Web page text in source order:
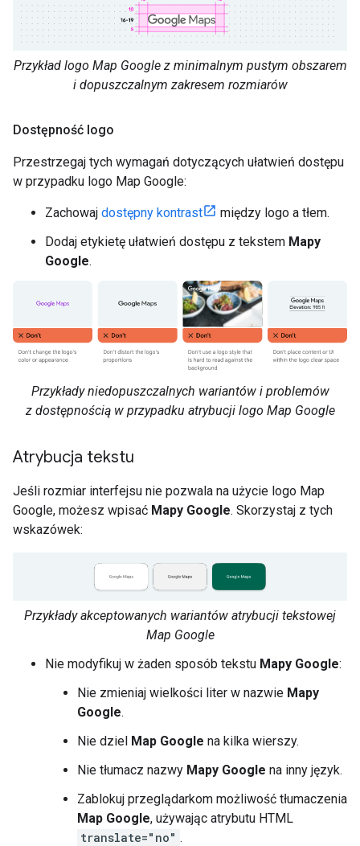
Przykład logo Map Google z minimalnym pustym obszarem
i dopuszczalnym zakresem rozmiarów
Dostępność logo
Przestrzegaj tych wymagań dotyczących ułatwień dostępu
w przypadku logo Map Google:
Zachowaj dostępny kontrast
między logo a tłem.
Dodaj etykietę ułatwień dostępu z tekstem Mapy
Google.
Przykłady niedopuszczalnych wariantów i problemów
z dostępnością w przypadku atrybucji logo Map Google
Atrybucja tekstu
Jeśli rozmiar interfejsu nie pozwala na użycie logo Map
Google, możesz wpisać Mapy Google. Skorzystaj z tych
wskazówek:
Przykłady akceptowanych wariantów atrybucji tekstowej
Map Google
Nie modyfikuj w żaden sposób tekstu Mapy Google:
Nie zmieniaj wielkości liter w nazwie Mapy
Google.
Nie dziel Map Google na kilka wierszy.
Nie tłumacz nazwy Mapy Google na inny język.
Zablokuj przeglądarkom możliwość tłumaczenia
Map Google, używając atrybutu HTML
translate="no" .